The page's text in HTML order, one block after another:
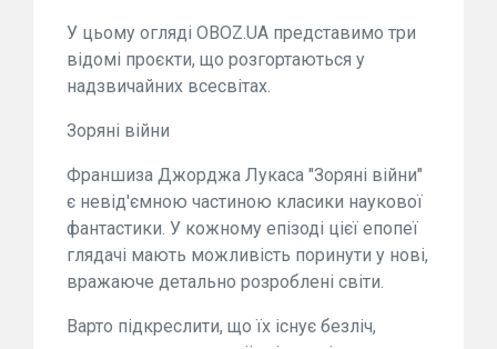
У цьому огляді OBOZ.UA представимо три
відомі проєкти, що розгортаються у
надзвичайних всесвітах.
Зоряні війни
Франшиза Джорджа Лукаса "Зоряні війни"
є невід'ємною частиною класики наукової
фантастики. У кожному епізоді цієї епопеї
глядачі мають можливість поринути у нові,
вражаюче детально розроблені світи.
Варто підкреслити, що їх існує безліч,